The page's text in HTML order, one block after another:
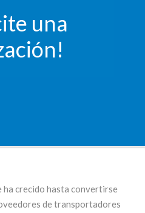
una
ha crecido hasta convertirse
de transportadores